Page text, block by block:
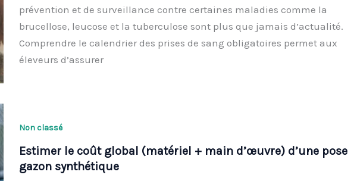
prévention et de surveillance contre certaines maladies comme la
brucellose, leucose et la tuberculose sont plus que jamais d’actualité.
Comprendre le calendrier des prises de sang obligatoires permet aux
éleveurs d’assurer
Non classé
Estimer le coût global (matériel + main d’œuvre) d’une pose
gazon synthétique